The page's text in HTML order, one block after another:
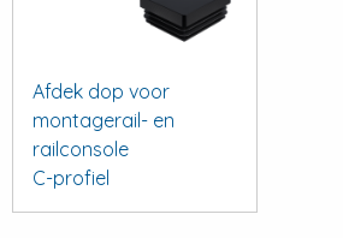
Afdek dop voor
montagerail- en
railconsole
C-profiel